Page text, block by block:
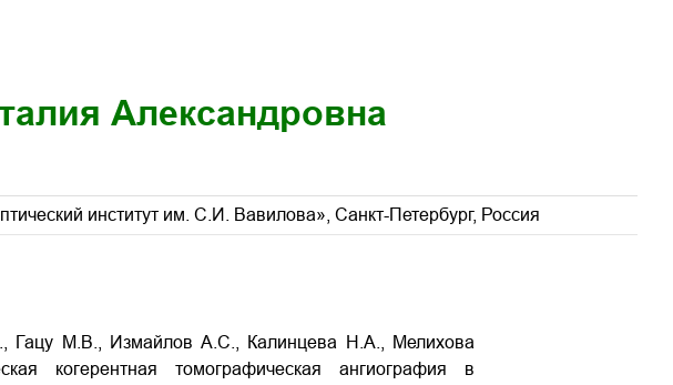
Александровна
институт им. С.И. Вавилова», Санкт-Петербург, Россия
Гацу М.В., Измайлов А.С., Калинцева Н.А., Мелихова
когерентная томографическая ангиография в